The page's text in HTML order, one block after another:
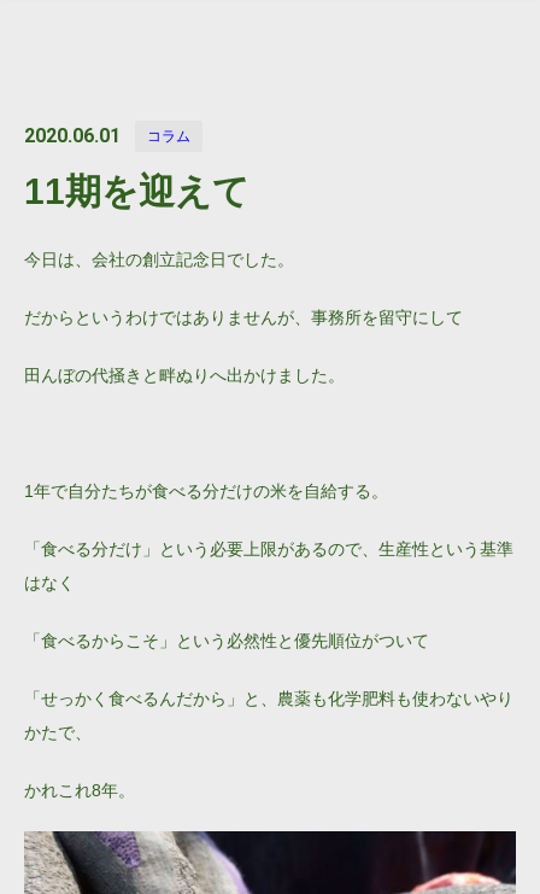
2020.06.01 コラム
11期を迎えて
今日は、会社の創立記念日でした。
だからというわけではありませんが、事務所を留守にして
田んぼの代掻きと畔ぬりへ出かけました。
1年で自分たちが食べる分だけの米を自給する。
「食べる分だけ」という必要上限があるので、生産性という基準
はなく
「食べるからこそ」という必然性と優先順位がついて
「せっかく食べるんだから」と、農薬も化学肥料も使わないやり
かたで、
かれこれ8年。